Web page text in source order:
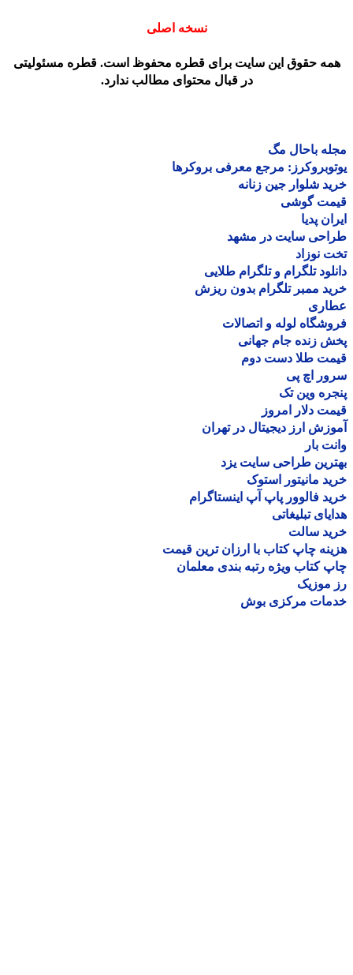
نسخه اصلی
حقوق این سایت برای قطره محفوظ است. قطره مسئولیتی
در قبال محتوای مطالب ندارد.
باحال مگ
مرجع معرفی بروکرها
شلوار جین زنانه
گوشی
پدیا
سایت در مشهد
نوزاد
تلگرام و تلگرام طلایی
ممبر تلگرام بدون ریزش
لوله و اتصالات
زنده جام جهانی
طلا دست دوم
اچ پی
وین تک
دلار امروز
ارز دیجیتال در تهران
بار
طراحی سایت یزد
مانیتور استوک
فالوور پاپ آپ اینستاگرام
تبلیغاتی
سالت
چاپ کتاب با ارزان ترین قیمت
کتاب ویژه رتبه بندی معلمان
موزیک
مرکزی بوش